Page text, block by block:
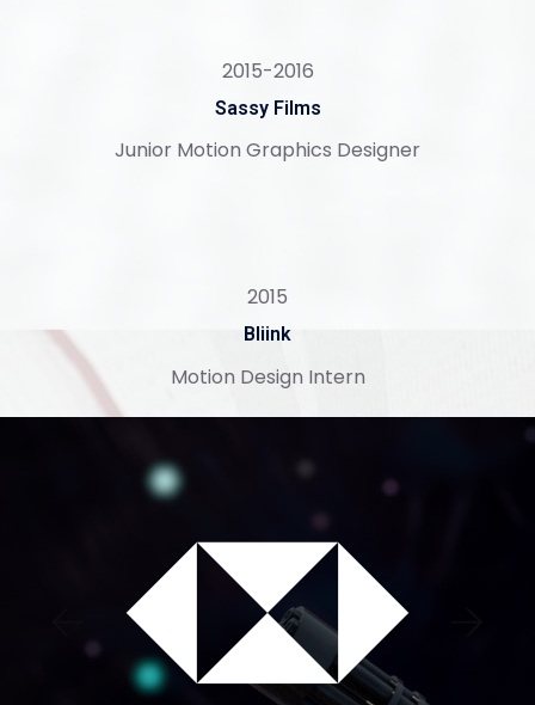
2015-2016
Sassy Films
Junior Motion Graphics Designer
2015
Bliink
Motion Design Intern